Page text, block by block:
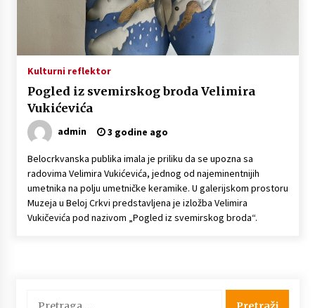
Naši tragovi – Češki studenti kulturne
antropologije u Kruščici (VIDEO)
Naši tragovi – Raskošne nošnje i narodne igre
Naši tragovi – Češka narodna pesma na
festivalu „Lepota različitosti“ (VIDEO)
4 godine ago
Naši tragovi – Muzička radionica Češke besede
Kulturni reflektor
Pogled iz svemirskog broda Velimira
Vukićevića
admin 3 godine ago
Belocrkvanska publika imala je priliku da se upozna sa
radovima Velimira Vukićevića, jednog od najeminentnijih
umetnika na polju umetničke keramike. U galerijskom prostoru
Muzeja u Beloj Crkvi predstavljena je izložba Velimira
Vukičevića pod nazivom „Pogled iz svemirskog broda“.